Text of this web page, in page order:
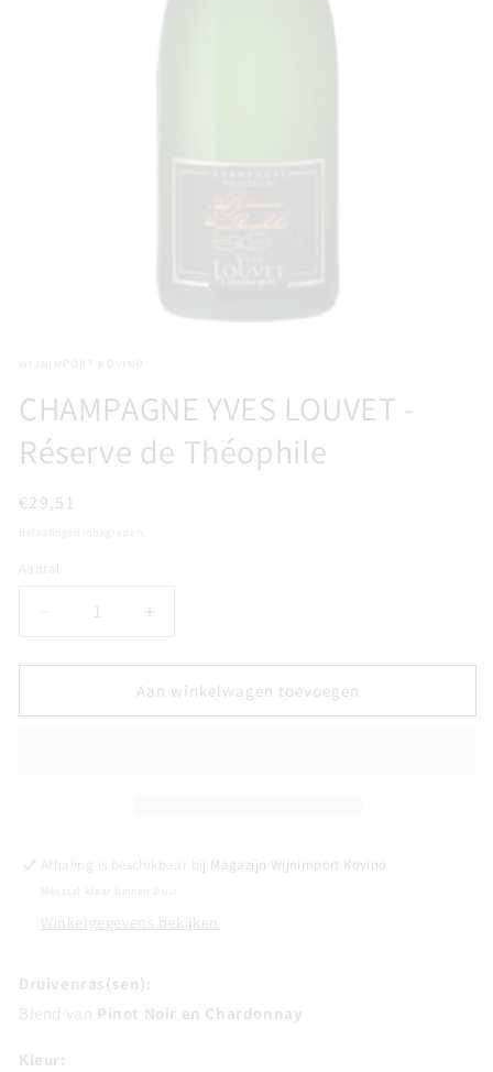
openen
modaal
WIJNIMPORT KOVINO
CHAMPAGNE YVES LOUVET -
Réserve de Théophile
Normale
€29,51
Aantal
Aantal
Aantal
voor
CHAMPAGNE
YVES
voor
CHAMPAGNE
YVES
Aan winkelwagen toevoegen
Afhaling is beschikbaar bij Magazijn Wijnimport Kovino
Meestal klaar binnen 2 uur
Winkelgegevens bekijken
Druivenras(sen):
Blend van Pinot Noir en Chardonnay
Kleur: